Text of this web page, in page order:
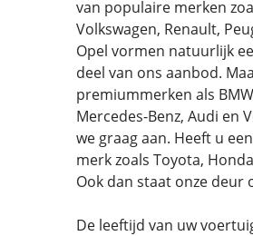
van populaire merken
Volkswagen, Renault,
Opel vormen natuurlijk
deel van ons aanbod.
premiummerken als
Mercedes-Benz, Audi en
we graag aan. Heeft u
merk zoals Toyota,
Ook dan staat onze deur
De leeftijd van uw